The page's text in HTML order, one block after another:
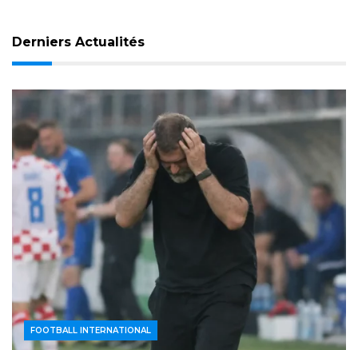
Derniers Actualités
ACTUALITÉS FOOTBALL
FOOTBALL AFRICAIN
FOOTBALL INTERNATIONAL